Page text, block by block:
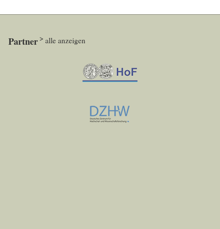
Partner alle anzeigen